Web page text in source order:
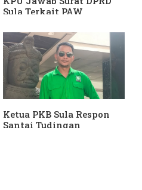
Sula Terkait PAW
Hanura
Ketua PKB Sula Respon
Santai Tudingan